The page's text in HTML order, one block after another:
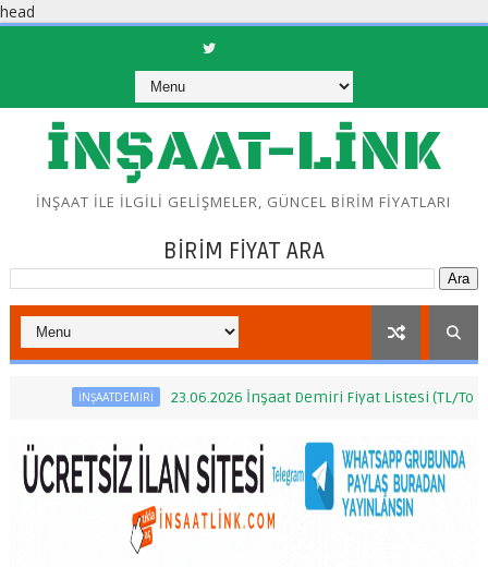
head
İNŞAAT-LİNK
İNŞAAT İLE İLGİLİ GELİŞMELER, GÜNCEL BİRİM FİYATLARI
BİRİM FİYAT ARA
İNŞAATDEMİRİ 23.06.2026 İnşaat Demiri Fiyat Listesi (TL/Ton)